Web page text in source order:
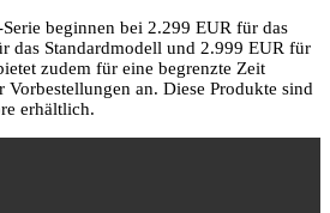
beginnen bei 2.299 EUR für das
das Standardmodell und 2.999 EUR für
zudem für eine begrenzte Zeit
Vorbestellungen an. Diese Produkte sind
erhältlich.